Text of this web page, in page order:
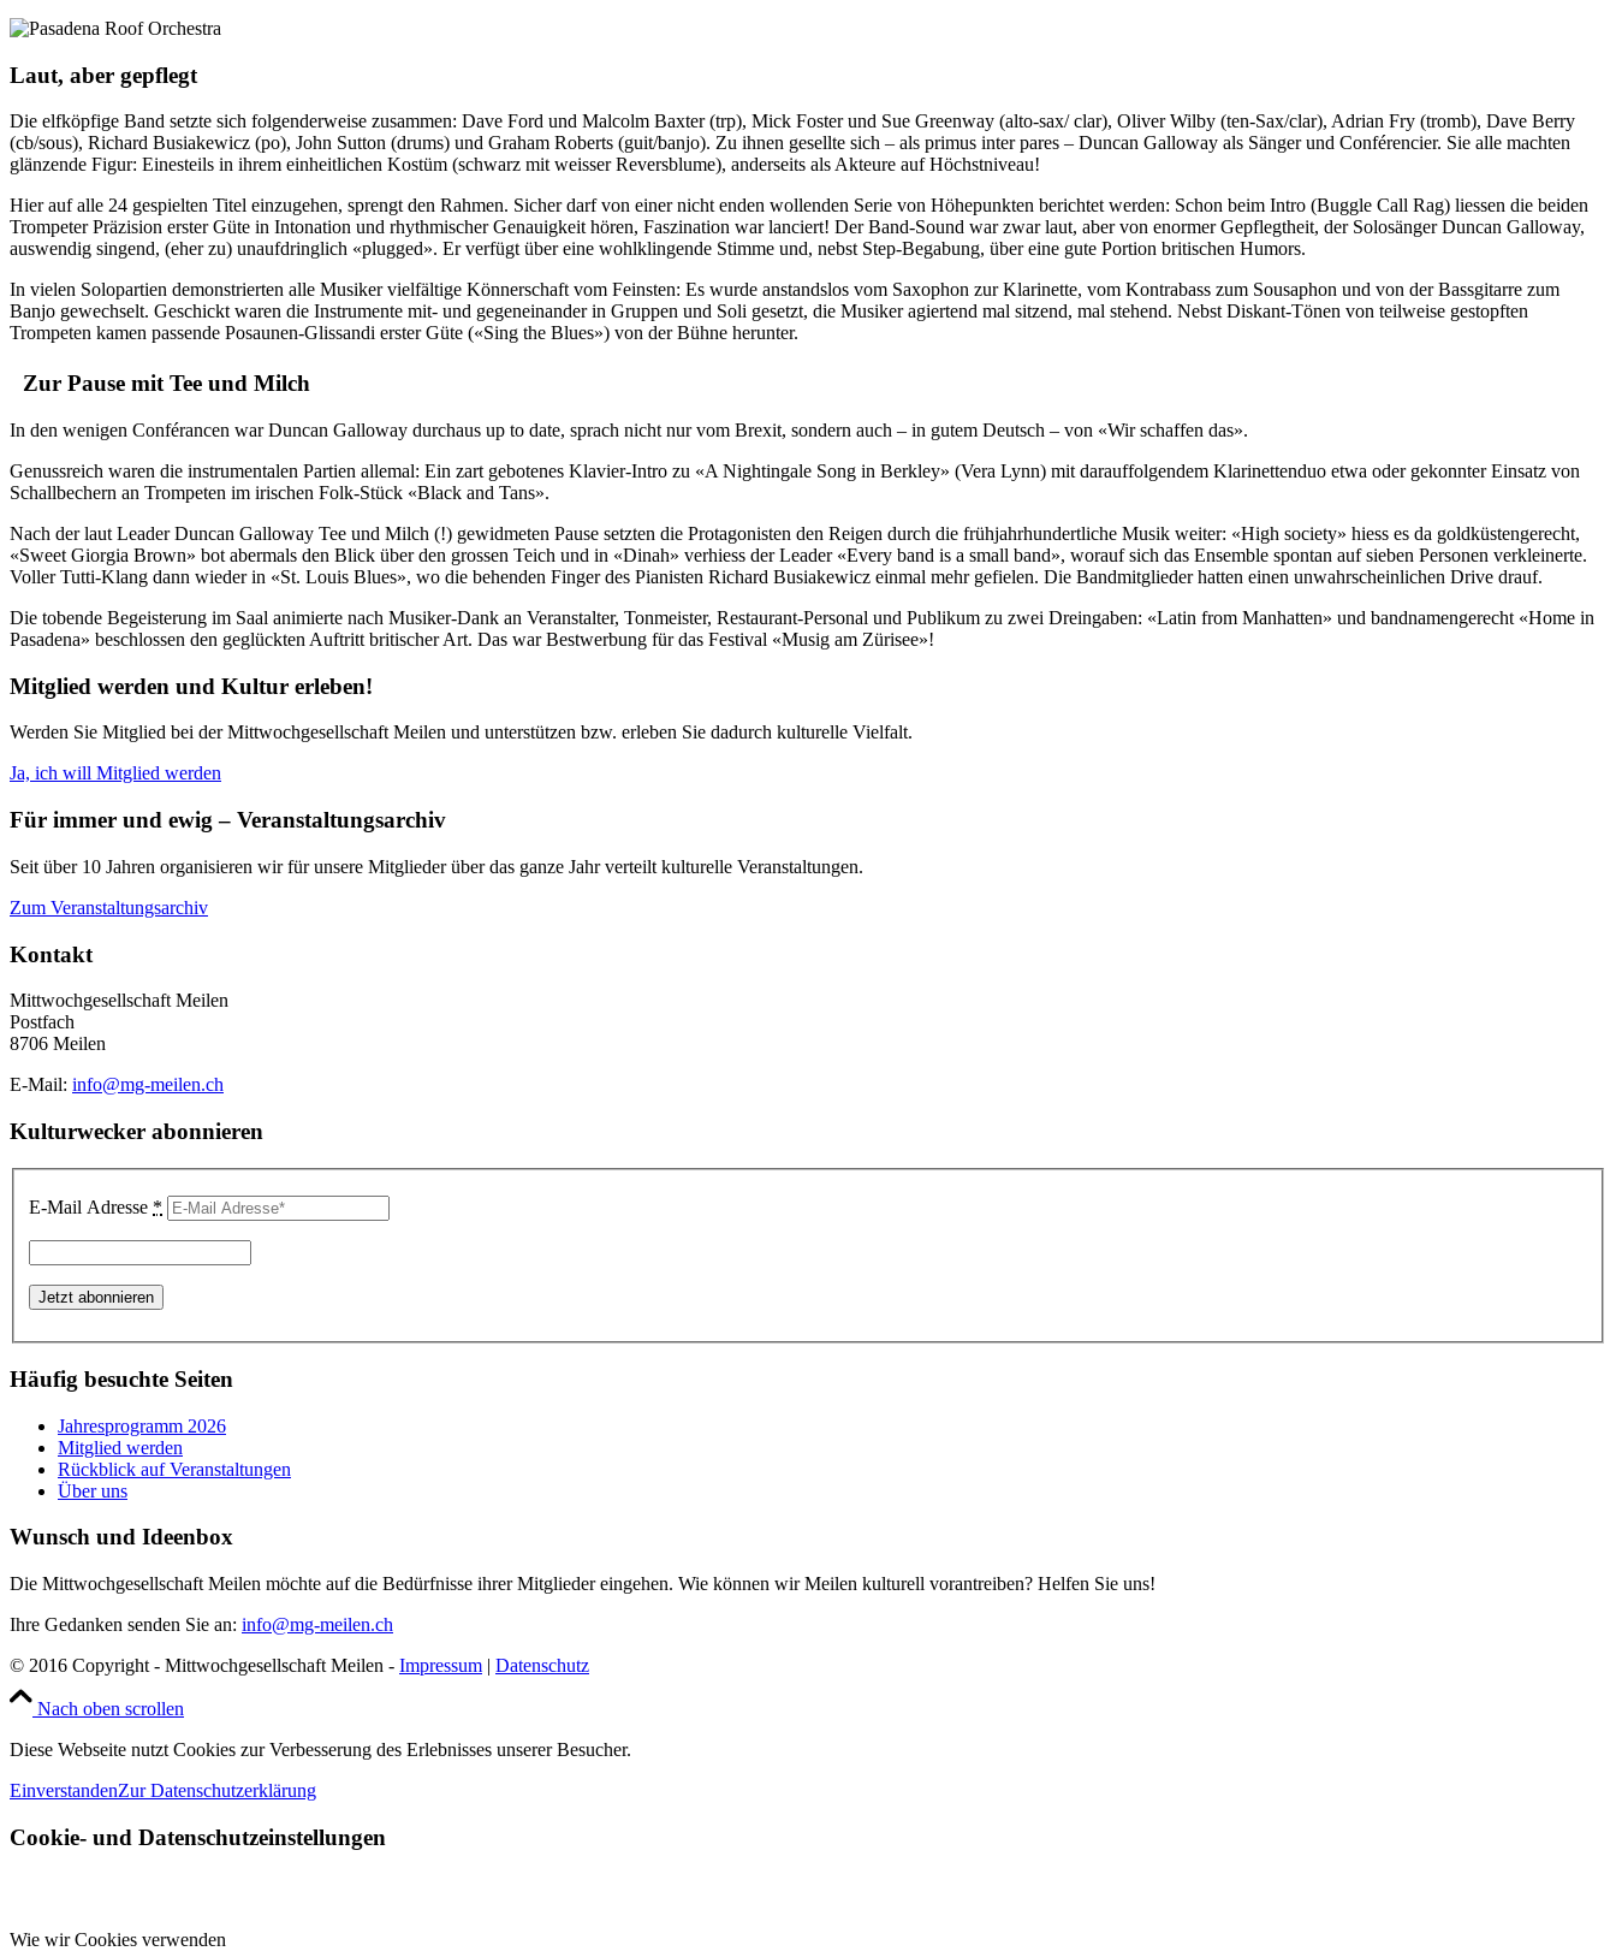
Laut, aber gepflegt
Die elfköpfige Band setzte sich folgenderweise zusammen: Dave Ford und Malcolm Baxter (trp), Mick Foster und Sue Greenway (alto-sax/ clar), Oliver Wilby (ten-Sax/clar), Adrian Fry (tromb), Dave Berry
(cb/sous), Richard Busiakewicz (po), John Sutton (drums) und Graham Roberts (guit/banjo). Zu ihnen gesellte sich – als primus inter pares – Duncan Galloway als Sänger und Conférencier. Sie alle machten
glänzende Figur: Einesteils in ihrem einheitlichen Kostüm (schwarz mit weisser Reversblume), anderseits als Akteure auf Höchstniveau!
Hier auf alle 24 gespielten Titel einzugehen, sprengt den Rahmen. Sicher darf von einer nicht enden wollenden Serie von Höhepunkten berichtet werden: Schon beim Intro (Buggle Call Rag) liessen die beiden
Trompeter Präzision erster Güte in Intonation und rhythmischer Genauigkeit hören, Faszination war lanciert! Der Band-Sound war zwar laut, aber von enormer Gepflegtheit, der Solosänger Duncan Galloway,
auswendig singend, (eher zu) unaufdringlich «plugged». Er verfügt über eine wohlklingende Stimme und, nebst Step-Begabung, über eine gute Portion britischen Humors.
In vielen Solopartien demonstrierten alle Musiker vielfältige Könnerschaft vom Feinsten: Es wurde anstandslos vom Saxophon zur Klarinette, vom Kontrabass zum Sousaphon und von der Bassgitarre zum
Banjo gewechselt. Geschickt waren die Instrumente mit- und gegeneinander in Gruppen und Soli gesetzt, die Musiker agiertend mal sitzend, mal stehend. Nebst Diskant-Tönen von teilweise gestopften
Trompeten kamen passende Posaunen-Glissandi erster Güte («Sing the Blues») von der Bühne herunter.
Zur Pause mit Tee und Milch
In den wenigen Conférancen war Duncan Galloway durchaus up to date, sprach nicht nur vom Brexit, sondern auch – in gutem Deutsch – von «Wir schaffen das».
Genussreich waren die instrumentalen Partien allemal: Ein zart gebotenes Klavier-Intro zu «A Nightingale Song in Berkley» (Vera Lynn) mit darauffolgendem Klarinettenduo etwa oder gekonnter Einsatz von
Schallbechern an Trompeten im irischen Folk-Stück «Black and Tans».
Nach der laut Leader Duncan Galloway Tee und Milch (!) gewidmeten Pause setzten die Protagonisten den Reigen durch die frühjahrhundertliche Musik weiter: «High society» hiess es da goldküstengerecht,
«Sweet Giorgia Brown» bot abermals den Blick über den grossen Teich und in «Dinah» verhiess der Leader «Every band is a small band», worauf sich das Ensemble spontan auf sieben Personen verkleinerte.
Voller Tutti-Klang dann wieder in «St. Louis Blues», wo die behenden Finger des Pianisten Richard Busiakewicz einmal mehr gefielen. Die Bandmitglieder hatten einen unwahrscheinlichen Drive drauf.
Die tobende Begeisterung im Saal animierte nach Musiker-Dank an Veranstalter, Tonmeister, Restaurant-Personal und Publikum zu zwei Dreingaben: «Latin from Manhatten» und bandnamengerecht «Home in
Pasadena» beschlossen den geglückten Auftritt britischer Art. Das war Bestwerbung für das Festival «Musig am Zürisee»!
Mitglied werden und Kultur erleben!
Werden Sie Mitglied bei der Mittwochgesellschaft Meilen und unterstützen bzw. erleben Sie dadurch kulturelle Vielfalt.
Ja, ich will Mitglied werden
Für immer und ewig – Veranstaltungsarchiv
Seit über 10 Jahren organisieren wir für unsere Mitglieder über das ganze Jahr verteilt kulturelle Veranstaltungen.
Zum Veranstaltungsarchiv
Kontakt
Mittwochgesellschaft Meilen
Postfach
8706 Meilen
E-Mail: info@mg-meilen.ch
Kulturwecker abonnieren
E-Mail Adresse *
Häufig besuchte Seiten
Jahresprogramm 2026
Mitglied werden
Rückblick auf Veranstaltungen
Über uns
Wunsch und Ideenbox
Die Mittwochgesellschaft Meilen möchte auf die Bedürfnisse ihrer Mitglieder eingehen. Wie können wir Meilen kulturell vorantreiben? Helfen Sie uns!
Ihre Gedanken senden Sie an: info@mg-meilen.ch
© 2016 Copyright - Mittwochgesellschaft Meilen - Impressum | Datenschutz
Nach oben scrollen
Diese Webseite nutzt Cookies zur Verbesserung des Erlebnisses unserer Besucher.
EinverstandenZur Datenschutzerklärung
Cookie- und Datenschutzeinstellungen
Wie wir Cookies verwenden